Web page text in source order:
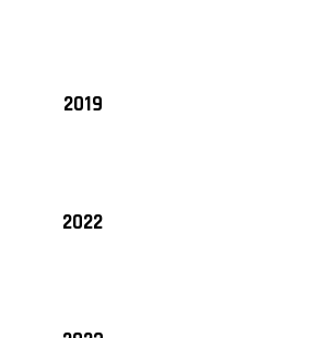
2019
2022